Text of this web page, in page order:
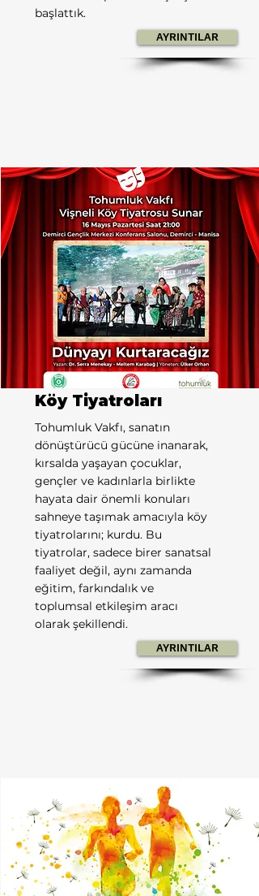
başlattık.
AYRINTILAR
Köy Tiyatroları
Tohumluk Vakfı, sanatın
dönüştürücü gücüne inanarak,
kırsalda yaşayan çocuklar,
gençler ve kadınlarla birlikte
hayata dair önemli konuları
sahneye taşımak amacıyla köy
tiyatrolarını; kurdu. Bu
tiyatrolar, sadece birer sanatsal
faaliyet değil, aynı zamanda
eğitim, farkındalık ve
toplumsal etkileşim aracı
olarak şekillendi.
AYRINTILAR